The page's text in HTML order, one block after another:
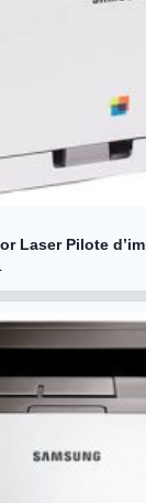
Laser Pilote